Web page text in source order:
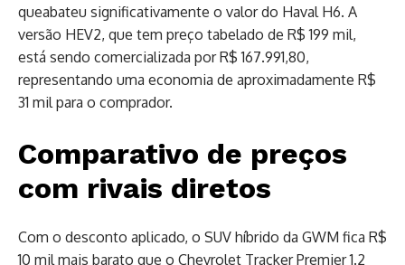
queabateu significativamente o valor do Haval H6. A
versão HEV2, que tem preço tabelado de R$ 199 mil,
está sendo comercializada por R$ 167.991,80,
representando uma economia de aproximadamente R$
31 mil para o comprador.
Comparativo de preços
com rivais diretos
Com o desconto aplicado, o SUV híbrido da GWM fica R$
10 mil mais barato que o Chevrolet Tracker Premier 1.2